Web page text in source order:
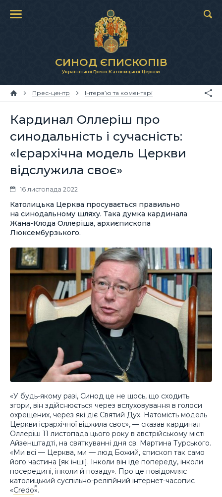
СИНОД ЄПИСКОПІВ
Української Греко-Католицької Церкви
Прес-центр Інтерв’ю та коментарі
Кардинал Оллеріш про
синодальність і сучасність:
«Ієрархічна модель Церкви
відслужила своє»
16 листопада 2022
Католицька Церква просувається правильно
на синодальному шляху. Така думка кардинала
Жана-Клода Оллеріша, архиєпископа
Люксембурзького.
«У будь-якому разі, Синод це не щось, що сходить
згори, він здійснюється через вслуховування в голоси
охрещених, через які діє Святий Дух. Натомість модель
Церкви ієрархічної віджила своє», — сказав кардинал
Оллеріш 11 листопада цього року в австрійському місті
Айзенштадті, на святкуванні дня св. Мартина Турського.
«Ми всі — Церква, ми — люд Божий, єпископ так само
його частина [як інші]. Інколи він іде попереду, інколи
посередині, інколи й позаду». Про це повідомляє
католицький суспільно-релігійний інтернет-часопис
«Credo».